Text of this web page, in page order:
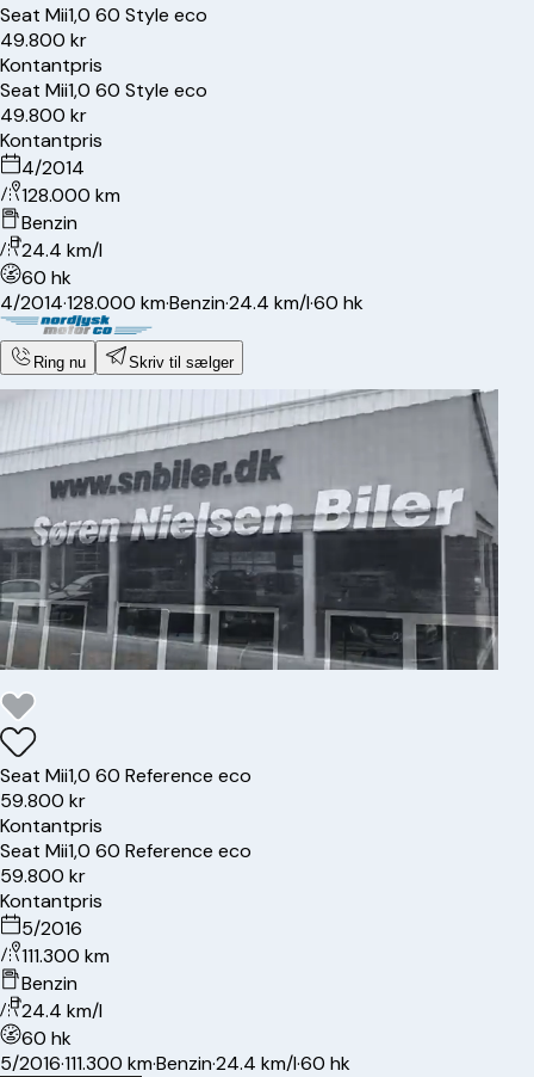
Seat Mii1,0 60 Style eco
49.800 kr
Kontantpris
Seat Mii1,0 60 Style eco
49.800 kr
Kontantpris
4/2014
128.000 km
Benzin
24.4 km/l
60 hk
4/2014·128.000 km·Benzin·24.4 km/l·60 hk
Ring nu Skriv til sælger
Seat Mii1,0 60 Reference eco
59.800 kr
Kontantpris
Seat Mii1,0 60 Reference eco
59.800 kr
Kontantpris
5/2016
111.300 km
Benzin
24.4 km/l
60 hk
5/2016·111.300 km·Benzin·24.4 km/l·60 hk